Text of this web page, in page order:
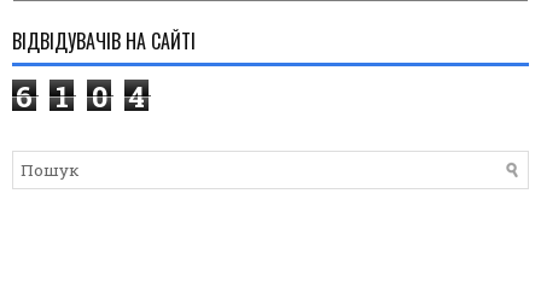
ВІДВІДУВАЧІВ НА САЙТІ
6 1 0 4